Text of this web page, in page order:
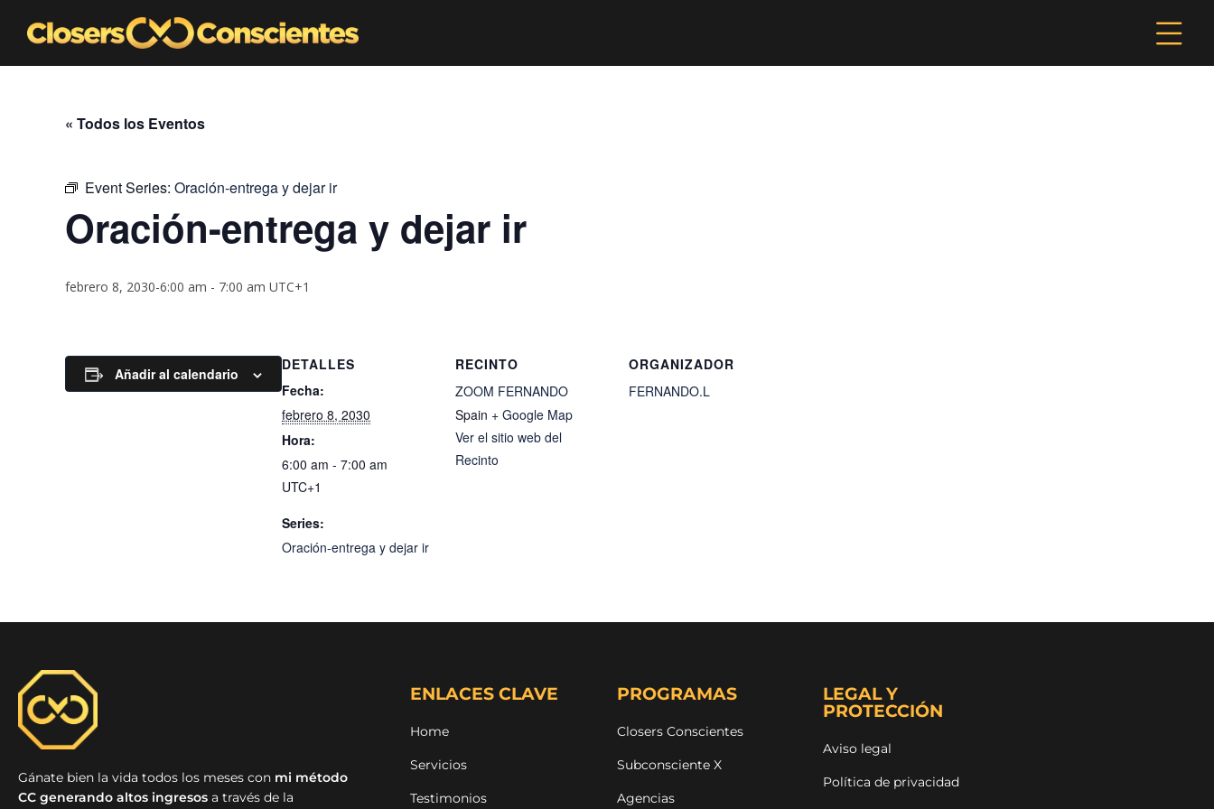
« Todos los Eventos
Event Series: Oración-entrega y dejar ir
Oración-entrega y dejar ir
febrero 8, 2030-6:00 am - 7:00 am UTC+1
Añadir al calendario
DETALLES
Fecha:
febrero 8, 2030
Hora:
6:00 am - 7:00 am
UTC+1
Series:
Oración-entrega y dejar ir
RECINTO
ZOOM FERNANDO
Spain + Google Map
Ver el sitio web del
Recinto
ORGANIZADOR
FERNANDO.L
Gánate bien la vida todos los meses con mi método
CC generando altos ingresos a través de la
ENLACES CLAVE
Home
Servicios
Testimonios
PROGRAMAS
Closers Conscientes
Subconsciente X
Agencias
LEGAL Y
PROTECCIÓN
Aviso legal
Política de privacidad